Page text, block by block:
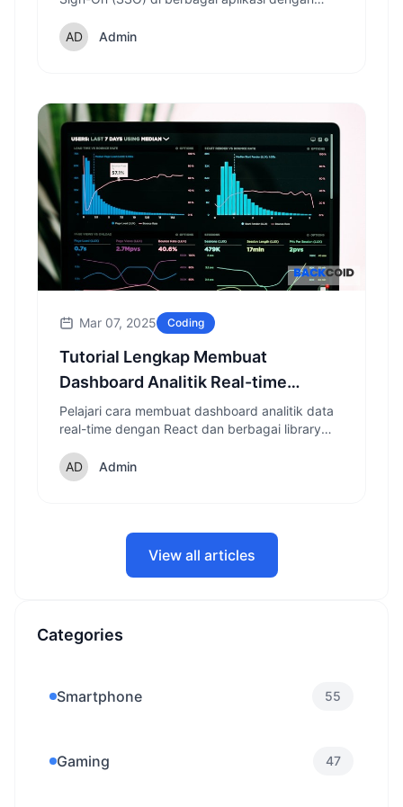
dan tips keamanan.
Admin
Mar 07, 2025 Coding
Tutorial Lengkap Membuat
Dashboard Analitik Real-time
dengan React
Pelajari cara membuat dashboard analitik data
real-time dengan React dan berbagai library
data Anda menjadi interaktif dan informatif.
Admin
View all articles
Categories
Smartphone 55
Gaming 47